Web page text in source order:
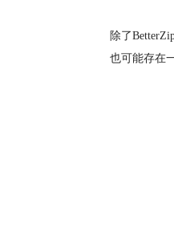
除了
也可能存在